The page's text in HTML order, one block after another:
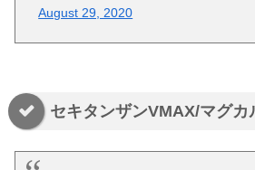
August 29, 2020
セキタンザンVMAX/マグカ